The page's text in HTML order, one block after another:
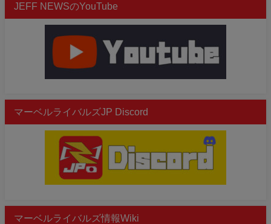
JEFF NEWSのYouTube
マーベルライバルズJP Discord
マーベルライバルズ情報Wiki